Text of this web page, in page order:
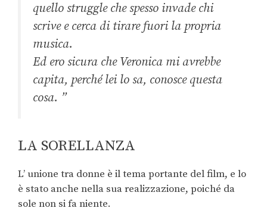
quello struggleche spesso invade chi
scrive e cerca di tirare fuori la propria
musica.
Ed ero sicura che Veronica mi avrebbe
capita, perché lei lo sa, conosce questa
cosa. ”
LA SORELLANZA
L’ unione tra donne è il tema portante del film, e lo
è stato anche nella sua realizzazione, poiché da
sole non si fa niente.